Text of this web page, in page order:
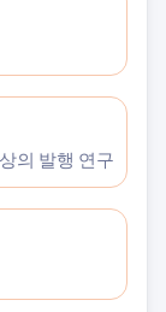
의 발행 연구